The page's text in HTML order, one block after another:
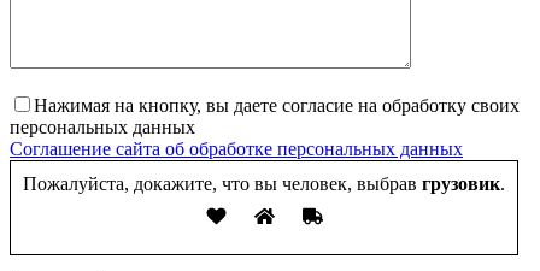
Нажимая на кнопку, вы даете согласие на обработку своих
персональных данных
Соглашение сайта об обработке персональных данных
Пожалуйста, докажите, что вы человек, выбрав грузовик.